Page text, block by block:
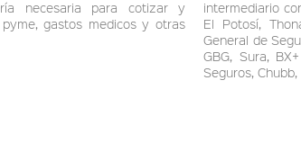
necesaria para cotizar y
gastos medicos y otras
intermediario
El Potosí,
General de
GBG, Sura,
Seguros,